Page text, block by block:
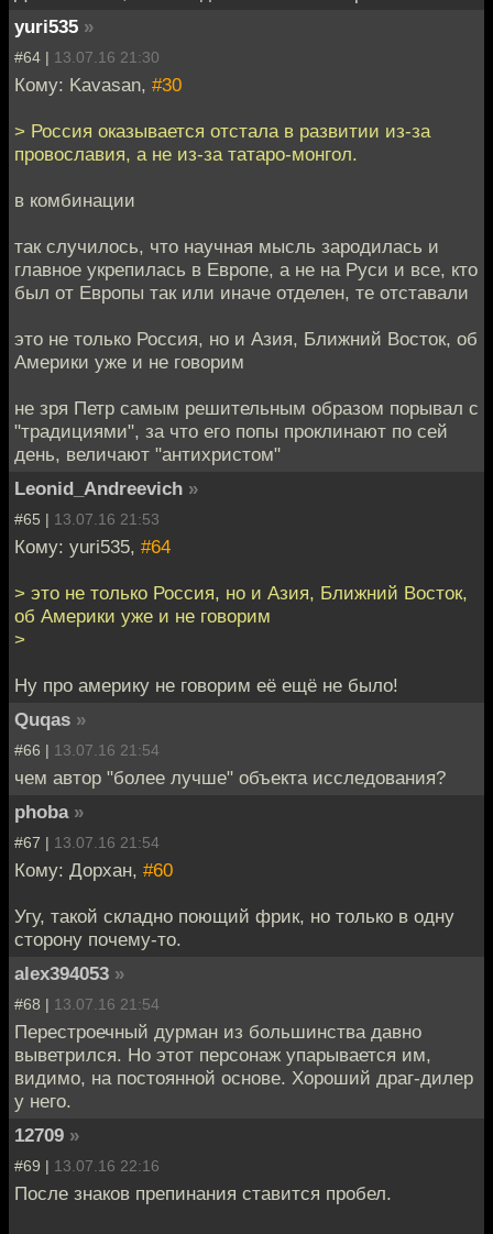
yuri535 »
#64 | 13.07.16 21:30
Кому: Kavasan, #30
> Россия оказывается отстала в развитии из-за
провославия, а не из-за татаро-монгол.
в комбинации
так случилось, что научная мысль зародилась и
главное укрепилась в Европе, а не на Руси и все, кто
был от Европы так или иначе отделен, те отставали
это не только Россия, но и Азия, Ближний Восток, об
Америки уже и не говорим
не зря Петр самым решительным образом порывал с
"традициями", за что его попы проклинают по сей
день, величают "антихристом"
Leonid_Andreevich »
#65 | 13.07.16 21:53
Кому: yuri535, #64
> это не только Россия, но и Азия, Ближний Восток,
об Америки уже и не говорим
>
Ну про америку не говорим её ещё не было!
Quqas »
#66 | 13.07.16 21:54
чем автор "более лучше" объекта исследования?
phoba »
#67 | 13.07.16 21:54
Кому: Дорхан, #60
Угу, такой складно поющий фрик, но только в одну
сторону почему-то.
alex394053 »
#68 | 13.07.16 21:54
Перестроечный дурман из большинства давно
выветрился. Но этот персонаж упарывается им,
видимо, на постоянной основе. Хороший драг-дилер
у него.
12709 »
#69 | 13.07.16 22:16
После знаков препинания ставится пробел.